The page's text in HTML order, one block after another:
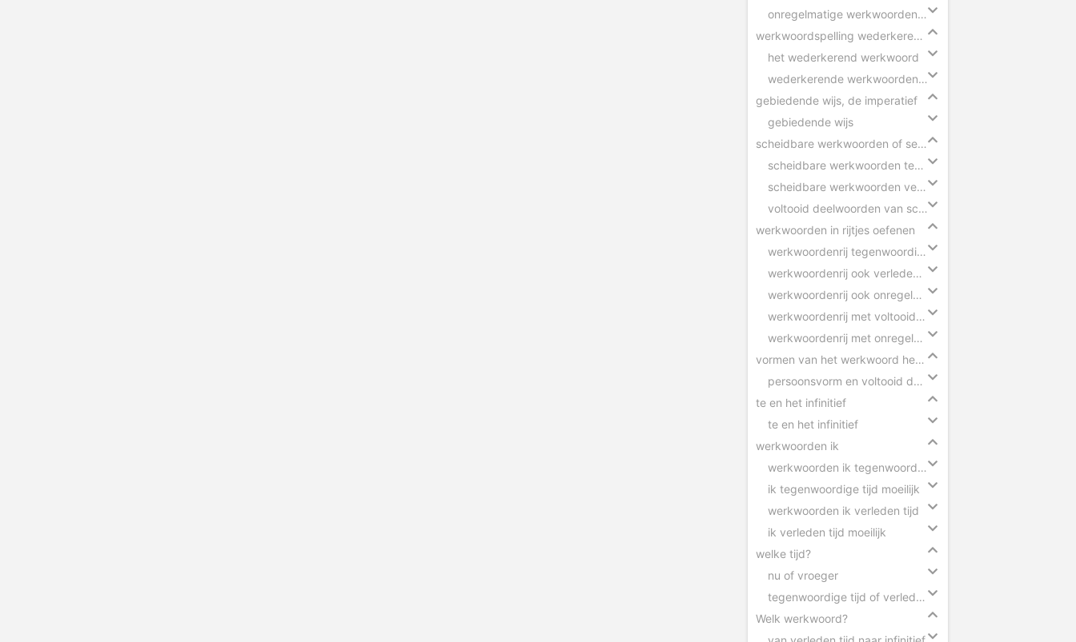
onregelmatige werkwoorden verleden tijd
werkwoordspelling wederkerend werkwoord
het wederkerend werkwoord
wederkerende werkwoorden in zinnen
gebiedende wijs, de imperatief
gebiedende wijs
scheidbare werkwoorden of separabele verba
scheidbare werkwoorden tegenwoordige tijd
scheidbare werkwoorden verleden tijd
voltooid deelwoorden van scheidbare werkwoorden
werkwoorden in rijtjes oefenen
werkwoordenrij tegenwoordige tijd
werkwoordenrij ook verleden tijd
werkwoordenrij ook onregelmatige werkwoorden
werkwoordenrij met voltooid deelwoorden
werkwoordenrij met onregelmatige werkwoorden
vormen van het werkwoord herkennen
persoonsvorm en voltooid deelwoord herkennen
te en het infinitief
te en het infinitief
werkwoorden ik
werkwoorden ik tegenwoordige tijd
ik tegenwoordige tijd moeilijk
werkwoorden ik verleden tijd
ik verleden tijd moeilijk
welke tijd?
nu of vroeger
tegenwoordige tijd of verleden tijd
Welk werkwoord?